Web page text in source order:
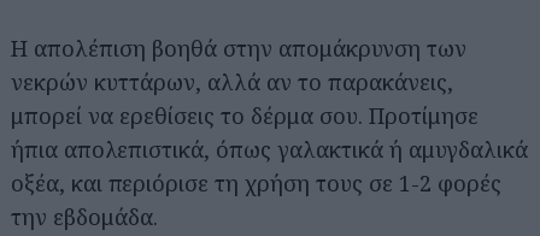
Η απολέπιση βοηθά στην απομάκρυνση των
νεκρών κυττάρων, αλλά αν το παρακάνεις,
μπορεί να ερεθίσεις το δέρμα σου. Προτίμησε
ήπια απολεπιστικά, όπως γαλακτικά ή αμυγδαλικά
οξέα, και περιόρισε τη χρήση τους σε 1-2 φορές
την εβδομάδα.
Αναζήτηση
για...